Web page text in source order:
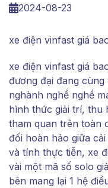
2024-08-23
xe điện vinfast giá
xe điện vinfast giá
đương đại đang
nghành nghề nghề
hình thức giải trí, thu
tham quan trên toàn
đối hoàn hảo giữa
và tính thực tiễn, xe
vài một mã số solo
bên mang lại 1 hệ